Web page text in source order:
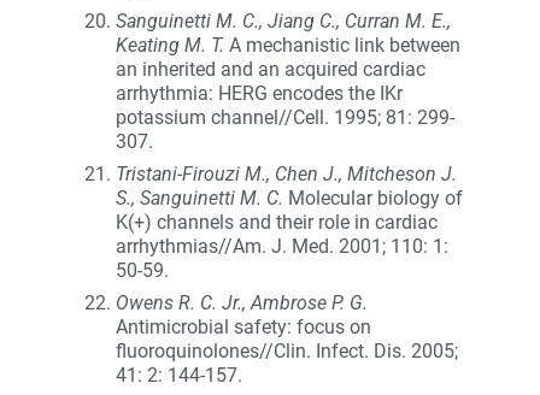
Sanguinetti M. C., Jiang C., Curran M. E.,
Keating M. T. A mechanistic link between
an inherited and an acquired cardiac
arrhythmia: HERG encodes the IKr
potassium channel//Cell. 1995; 81: 299-
307.
Tristani-Firouzi M., Chen J., Mitcheson J.
S., Sanguinetti M. C. Molecular biology of
K(+) channels and their role in cardiac
arrhythmias//Am. J. Med. 2001; 110: 1:
50-59.
Owens R. C. Jr., Ambrose P. G.
Antimicrobial safety: focus on
fluoroquinolones//Clin. Infect. Dis. 2005;
41: 2: 144-157.